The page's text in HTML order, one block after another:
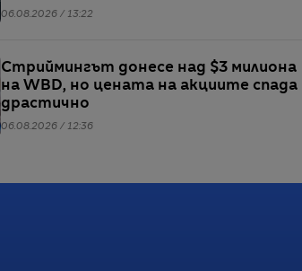
06.08.2026 / 13:22
Стриймингът донесе над $3 милиона
на WBD, но цената на акциите спада
драстично
06.08.2026 / 12:36